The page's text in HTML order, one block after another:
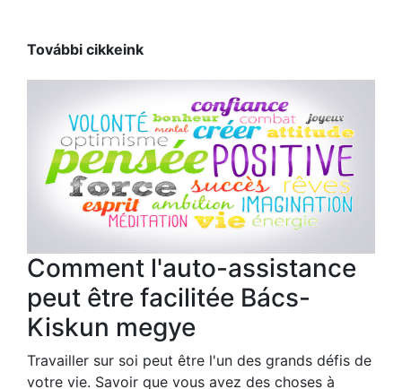
További cikkeink
Comment l'auto-assistance
peut être facilitée Bács-
Kiskun megye
Travailler sur soi peut être l'un des grands défis de
votre vie. Savoir que vous avez des choses à